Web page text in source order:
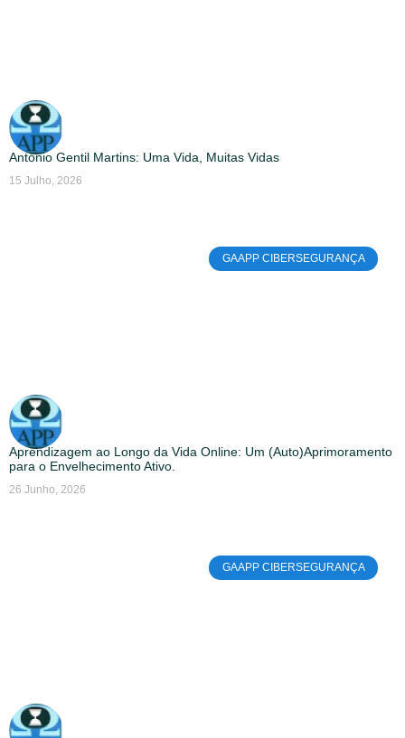
António Gentil Martins: Uma Vida, Muitas Vidas
15 Julho, 2026
GAAPP CIBERSEGURANÇA
Aprendizagem ao Longo da Vida Online: Um (Auto)Aprimoramento
para o Envelhecimento Ativo.
26 Junho, 2026
GAAPP CIBERSEGURANÇA